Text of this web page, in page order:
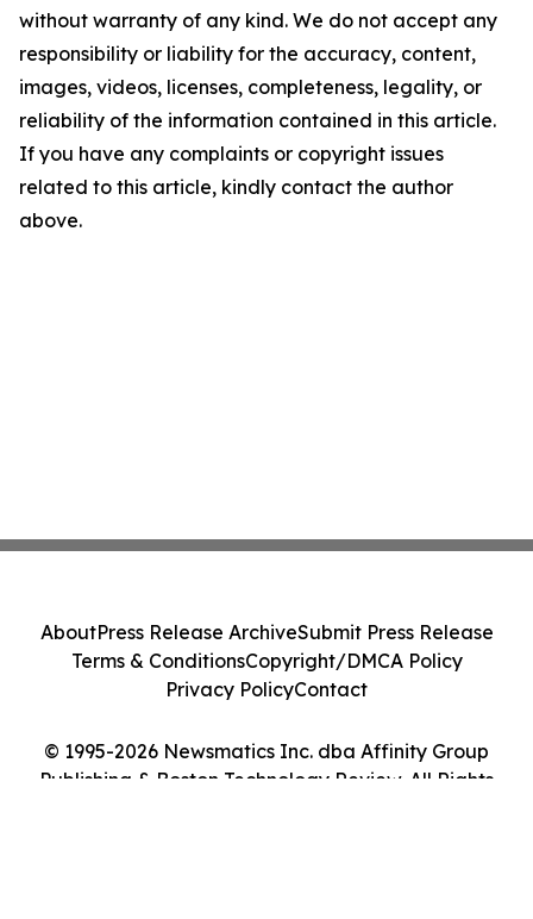
without warranty of any kind. We do not accept any
responsibility or liability for the accuracy, content,
images, videos, licenses, completeness, legality, or
reliability of the information contained in this article.
If you have any complaints or copyright issues
related to this article, kindly contact the author
above.
© 1995-2026 Newsmatics Inc. dba Affinity Group
Publishing & Boston Technology Review. All Rights
AboutPress Release ArchiveSubmit Press Release
Terms & ConditionsCopyright/DMCA Policy
Privacy PolicyContact